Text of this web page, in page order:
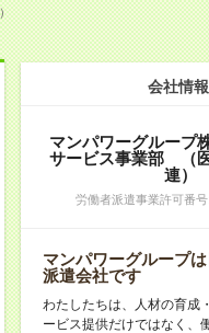
会社情報
マンパワーグルー
サービス事業部 （
連）
労働者派遣事業許可番
マンパワーグループ
派遣会社です
わたしたちは、人材の育成
ービス提供だけではなく、